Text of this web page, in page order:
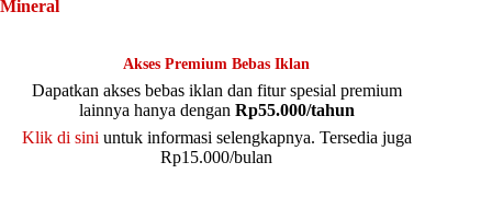
Mineral
Akses Premium Bebas Iklan
Dapatkan akses bebas iklan dan fitur spesial premium
lainnya hanya dengan Rp55.000/tahun
Klik di sini untuk informasi selengkapnya. Tersedia juga
Rp15.000/bulan